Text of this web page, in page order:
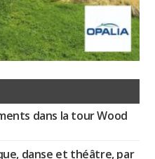
dans la tour Wood
danse et théâtre, par